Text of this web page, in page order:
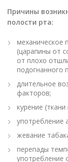
Причины
полости рта:
механическое
(царапины от
от плохо
подогнанного
длительное
факторов;
курение
употребление
жевание
перепады
употребление